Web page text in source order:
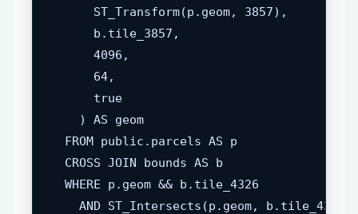
      ST_Transform(p.geom, 3857),
      b.tile_3857,
      4096,
      64,
      true
    ) AS geom
  FROM public.parcels AS p
  CROSS JOIN bounds AS b
  WHERE p.geom && b.tile_4326
    AND ST_Intersects(p.geom, b.tile_4326)